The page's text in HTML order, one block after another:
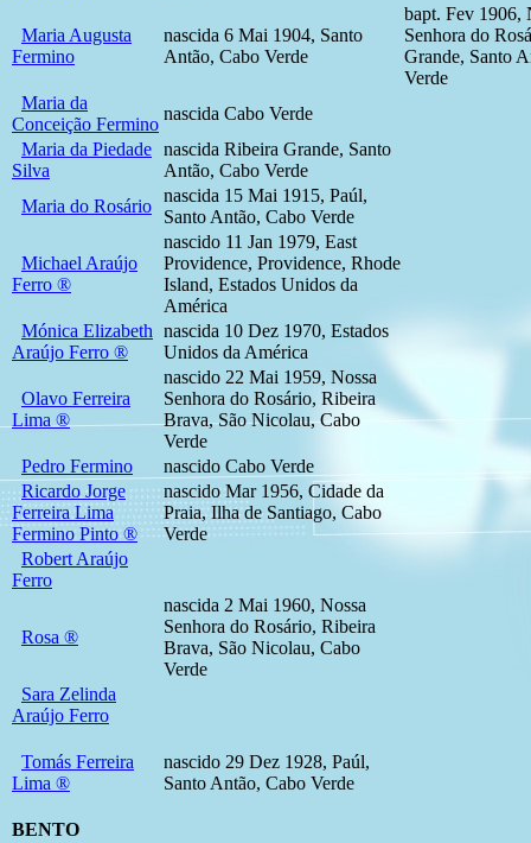
Maria Augusta
Fermino
nascida 6 Mai 1904, Santo
Antão, Cabo Verde
bapt. Fev 1906,
Senhora do
Grande, Santo
Verde
Maria da
Conceição Fermino
nascida Cabo Verde
Maria da Piedade
Silva
nascida Ribeira Grande, Santo
Antão, Cabo Verde
Maria do Rosário
nascida 15 Mai 1915, Paúl,
Santo Antão, Cabo Verde
Michael Araújo
Ferro ®
nascido 11 Jan 1979, East
Providence, Providence, Rhode
Island, Estados Unidos da
América
Mónica Elizabeth
Araújo Ferro ®
nascida 10 Dez 1970, Estados
Unidos da América
Olavo Ferreira
Lima ®
nascido 22 Mai 1959, Nossa
Senhora do Rosário, Ribeira
Brava, São Nicolau, Cabo
Verde
Pedro Fermino
nascido Cabo Verde
Ricardo Jorge
Ferreira Lima
Fermino Pinto ®
nascido Mar 1956, Cidade da
Praia, Ilha de Santiago, Cabo
Verde
Robert Araújo
Ferro
Rosa ®
nascida 2 Mai 1960, Nossa
Senhora do Rosário, Ribeira
Brava, São Nicolau, Cabo
Verde
Sara Zelinda
Araújo Ferro
Tomás Ferreira
Lima ®
nascido 29 Dez 1928, Paúl,
Santo Antão, Cabo Verde
BENTO